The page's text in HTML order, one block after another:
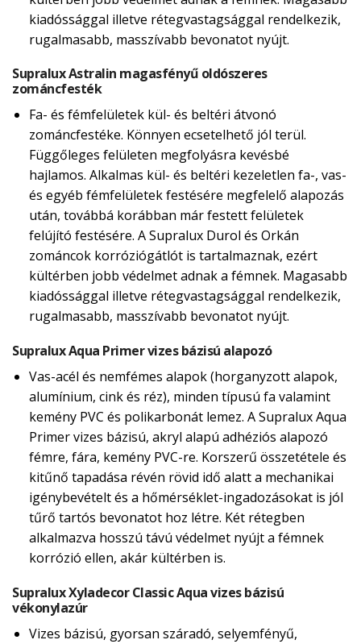
kiadóssággal illetve rétegvastagsággal rendelkezik,
rugalmasabb, masszívabb bevonatot nyújt.
Supralux Astralin magasfényű oldószeres
zománcfesték
Fa- és fémfelületek kül- és beltéri átvonó
zománcfestéke. Könnyen ecsetelhető jól terül.
Függőleges felületen megfolyásra kevésbé
hajlamos. Alkalmas kül- és beltéri kezeletlen fa-, vas-
és egyéb fémfelületek festésére megfelelő alapozás
után, továbbá korábban már festett felületek
felújító festésére. A Supralux Durol és Orkán
zománcok korróziógátlót is tartalmaznak, ezért
kültérben jobb védelmet adnak a fémnek. Magasabb
kiadóssággal illetve rétegvastagsággal rendelkezik,
rugalmasabb, masszívabb bevonatot nyújt.
Supralux Aqua Primer vizes bázisú alapozó
Vas-acél és nemfémes alapok (horganyzott alapok,
alumínium, cink és réz), minden típusú fa valamint
kemény PVC és polikarbonát lemez. A Supralux Aqua
Primer vizes bázisú, akryl alapú adhéziós alapozó
fémre, fára, kemény PVC-re. Korszerű összetétele és
kitűnő tapadása révén rövid idő alatt a mechanikai
igénybevételt és a hőmérséklet-ingadozásokat is jól
tűrő tartós bevonatot hoz létre. Két rétegben
alkalmazva hosszú távú védelmet nyújt a fémnek
korrózió ellen, akár kültérben is.
Supralux Xyladecor Classic Aqua vizes bázisú
vékonylazúr
Vizes bázisú, gyorsan száradó, selyemfényű,